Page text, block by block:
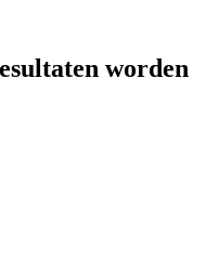
worden